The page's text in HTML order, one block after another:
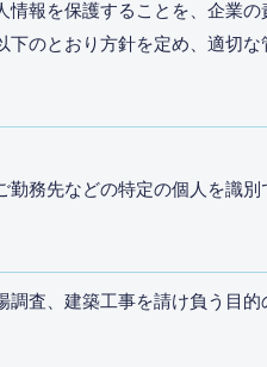
報を保護することを、企業の
のとおり方針を定め、適切な
務先などの特定の個人を識別
査、建築工事を請け負う目